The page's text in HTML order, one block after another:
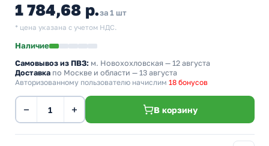
1 784,68 р.за 1 шт
* цена указана с учетом НДС.
Наличие
Самовывоз из ПВЗ: м. Новохохловская — 12 августа
Доставка по Москве и области — 13 августа
Авторизованному пользователю начислим 18 бонусов
− + В корзину